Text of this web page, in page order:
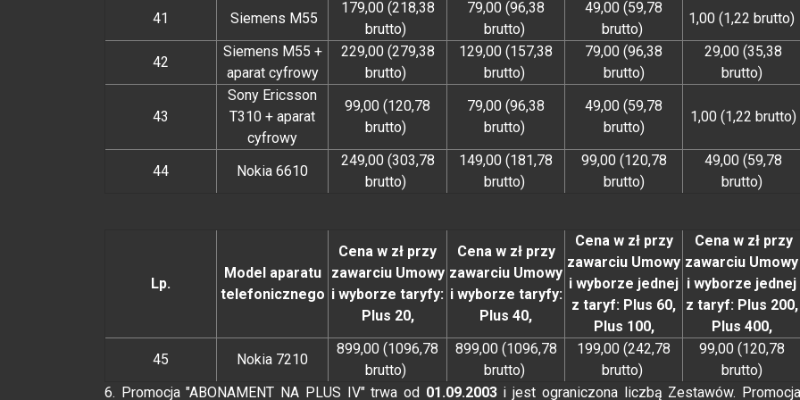
41 Siemens M55
179,00 (218,38
brutto)
79,00 (96,38
brutto)
49,00 (59,78
brutto)
1,00 (1,22 brutto)
42
Siemens M55 +
aparat cyfrowy
229,00 (279,38
brutto)
129,00 (157,38
brutto)
79,00 (96,38
brutto)
29,00 (35,38
brutto)
43
Sony Ericsson
T310 + aparat
cyfrowy
99,00 (120,78
brutto)
79,00 (96,38
brutto)
49,00 (59,78
brutto)
1,00 (1,22 brutto)
44 Nokia 6610
249,00 (303,78
brutto)
149,00 (181,78
brutto)
99,00 (120,78
brutto)
49,00 (59,78
brutto)
Lp.
Model aparatu
telefonicznego
Cena w zł przy
zawarciu Umowy
i wyborze taryfy:
Plus 20,
Cena w zł przy
zawarciu Umowy
i wyborze taryfy:
Plus 40,
Cena w zł przy
zawarciu Umowy
i wyborze jednej
z taryf: Plus 60,
Plus 100,
Cena w zł przy
zawarciu Umowy
i wyborze jednej
z taryf: Plus 200,
Plus 400,
45
Nokia 7210
899,00 (1096,78
brutto)
899,00 (1096,78
brutto)
199,00 (242,78
brutto)
99,00 (120,78
brutto)
6. Promocja "ABONAMENT NA PLUS IV" trwa od 01.09.2003i jest ograniczona liczbą Zestawów.